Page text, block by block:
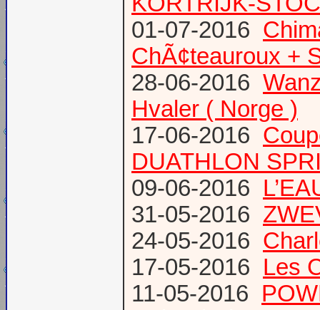
01-07-2016
ChÃ¢teauroux +
28-06-2016
Hvaler ( Norge )
17-06-2016
DUATHLON
09-06-2016
31-05-2016
24-05-2016
17-05-2016 Les
11-05-2016